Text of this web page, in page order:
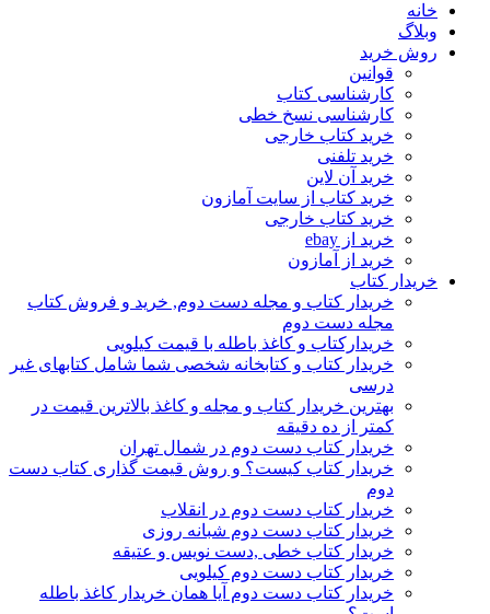
خانه
وبلاگ
روش خرید
قوانین
کارشناسی کتاب
کارشناسی نسخ خطی
خرید کتاب خارجی
خرید تلفنی
خرید آن لاین
خرید کتاب از سایت آمازون
خرید کتاب خارجی
خرید از ebay
خرید از آمازون
خریدار کتاب
خریدار کتاب و مجله دست دوم, خرید و فروش کتاب
مجله دست دوم
خریدارکتاب و کاغذ باطله با قیمت کیلویی
خریدار کتاب و کتابخانه شخصی شما شامل کتابهای غیر
درسی
بهترین خریدار کتاب و مجله و کاغذ بالاترین قیمت در
کمتر از ده دقیقه
خریدار کتاب دست دوم در شمال تهران
خریدار کتاب کیست؟ و روش قیمت گذاری کتاب دست
دوم
خریدار کتاب دست دوم در انقلاب
خریدار کتاب دست دوم شبانه روزی
خریدار کتاب خطی ,دست نویس و عتیقه
خریدار کتاب دست دوم کیلویی
خریدار کتاب دست دوم آیا همان خریدار کاغذ باطله